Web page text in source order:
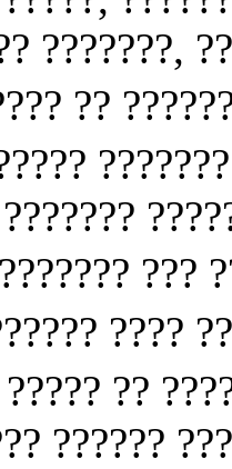
???????,
??
???
????
??
??????